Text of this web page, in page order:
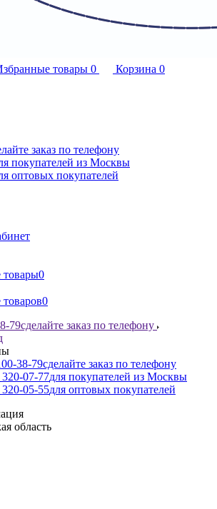
товары 0 Корзина 0
заказ по телефону
покупателей из Москвы
оптовых покупателей
товары0
0
79сделайте заказ по телефону
38-79сделайте заказ по телефону
07-77для покупателей из Москвы
05-55для оптовых покупателей
область